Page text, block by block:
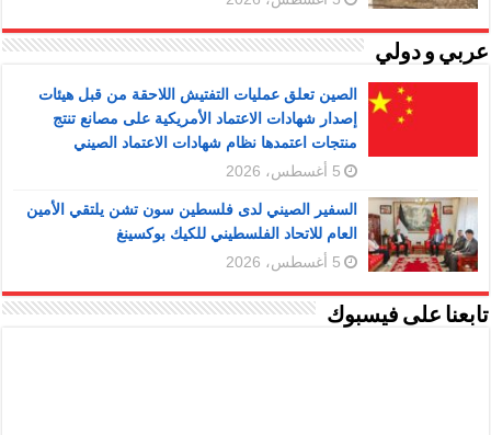
عربي و دولي
الصين تعلق عمليات التفتيش اللاحقة من قبل هيئات
إصدار شهادات الاعتماد الأمريكية على مصانع تنتج
منتجات اعتمدها نظام شهادات الاعتماد الصيني
5 أغسطس، 2026
السفير الصيني لدى فلسطين سون تشن يلتقي الأمين
العام للاتحاد الفلسطيني للكيك بوكسينغ
5 أغسطس، 2026
تابعنا على فيسبوك